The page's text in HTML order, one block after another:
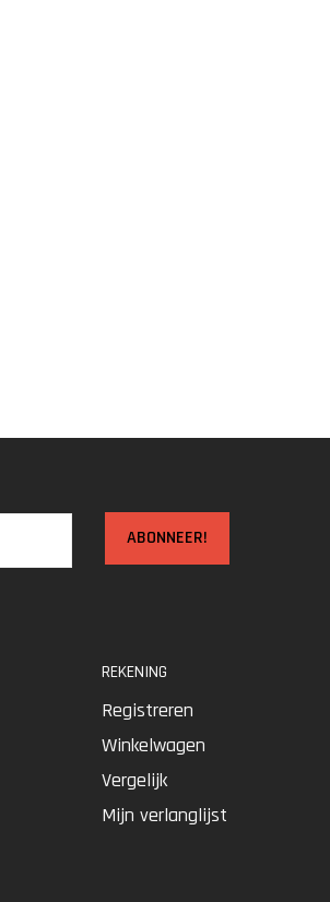
ABONNEER!
REKENING
Registreren
Winkelwagen
Vergelijk
Mijn verlanglijst